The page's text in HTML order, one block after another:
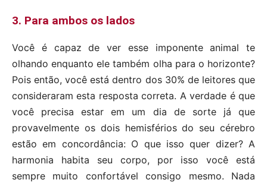
3. Para ambos os lados
Você é capaz de ver esse imponente animal te
olhando enquanto ele também olha para o horizonte?
Pois então, você está dentro dos 30% de leitores que
consideraram esta resposta correta. A verdade é que
você precisa estar em um dia de sorte já que
provavelmente os dois hemisférios do seu cérebro
estão em concordância: O que isso quer dizer? A
harmonia habita seu corpo, por isso você está
sempre muito confortável consigo mesmo. Nada